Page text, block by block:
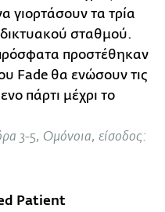
γιορτάσουν τα τρία
σταθμού.
προστέθηκαν
Fade θα ενώσουν τις
πάρτι μέχρι το
3-5, Ομόνοια, είσοδος:
Patient